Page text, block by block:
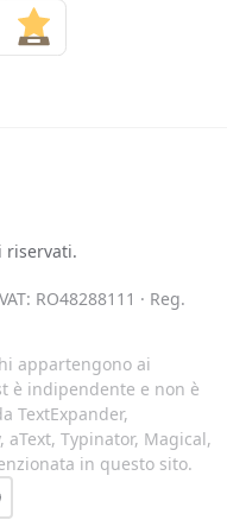
riservati.
RO48288111 · Reg.
appartengono ai
è indipendente e non è
TextExpander,
aText, Typinator, Magical,
in questo sito.